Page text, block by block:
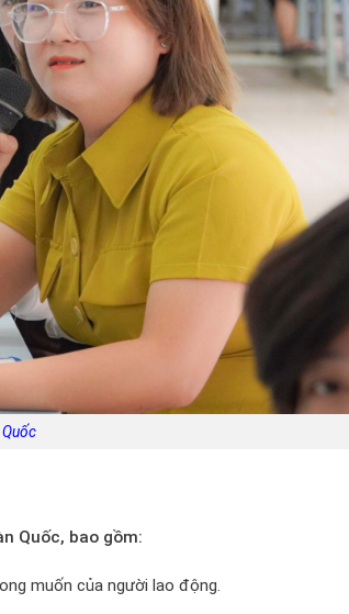
Quốc, bao gồm:
muốn của người lao động.